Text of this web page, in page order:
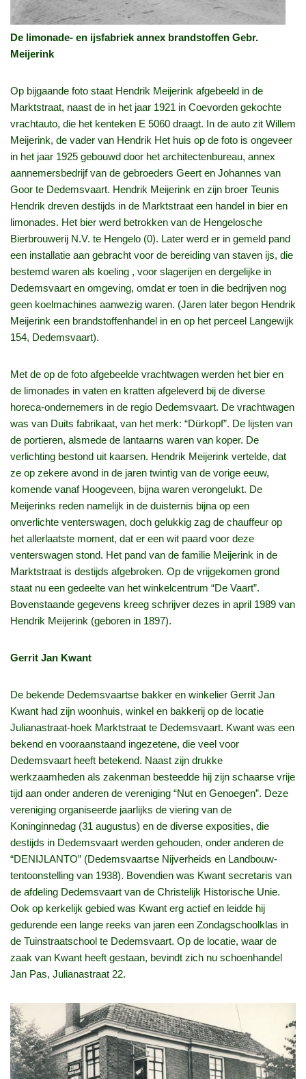
De limonade- en ijsfabriek annex brandstoffen Gebr.
Meijerink
Op bijgaande foto staat Hendrik Meijerink afgebeeld in de
Marktstraat, naast de in het jaar 1921 in Coevorden gekochte
vrachtauto, die het kenteken E 5060 draagt. In de auto zit Willem
Meijerink, de vader van Hendrik Het huis op de foto is ongeveer
in het jaar 1925 gebouwd door het architectenbureau, annex
aannemersbedrijf van de gebroeders Geert en Johannes van
Goor te Dedemsvaart. Hendrik Meijerink en zijn broer Teunis
Hendrik dreven destijds in de Marktstraat een handel in bier en
limonades. Het bier werd betrokken van de Hengelosche
Bierbrouwerij N.V. te Hengelo (0). Later werd er in gemeld pand
een installatie aan gebracht voor de bereiding van staven ijs, die
bestemd waren als koeling , voor slagerijen en dergelijke in
Dedemsvaart en omgeving, omdat er toen in die bedrijven nog
geen koelmachines aanwezig waren. (Jaren later begon Hendrik
Meijerink een brandstoffenhandel in en op het perceel Langewijk
154, Dedemsvaart).
Met de op de foto afgebeelde vrachtwagen werden het bier en
de limonades in vaten en kratten afgeleverd bij de diverse
horeca-ondernemers in de regio Dedemsvaart. De vrachtwagen
was van Duits fabrikaat, van het merk: “Dürkopf”. De lijsten van
de portieren, alsmede de lantaarns waren van koper. De
verlichting bestond uit kaarsen. Hendrik Meijerink vertelde, dat
ze op zekere avond in de jaren twintig van de vorige eeuw,
komende vanaf Hoogeveen, bijna waren verongelukt. De
Meijerinks reden namelijk in de duisternis bijna op een
onverlichte venterswagen, doch gelukkig zag de chauffeur op
het allerlaatste moment, dat er een wit paard voor deze
venterswagen stond. Het pand van de familie Meijerink in de
Marktstraat is destijds afgebroken. Op de vrijgekomen grond
staat nu een gedeelte van het winkelcentrum “De Vaart”.
Bovenstaande gegevens kreeg schrijver dezes in april 1989 van
Hendrik Meijerink (geboren in 1897).
Gerrit Jan Kwant
De bekende Dedemsvaartse bakker en winkelier Gerrit Jan
Kwant had zijn woonhuis, winkel en bakkerij op de locatie
Julianastraat-hoek Marktstraat te Dedemsvaart. Kwant was een
bekend en vooraanstaand ingezetene, die veel voor
Dedemsvaart heeft betekend. Naast zijn drukke
werkzaamheden als zakenman besteedde hij zijn schaarse vrije
tijd aan onder anderen de vereniging “Nut en Genoegen”. Deze
vereniging organiseerde jaarlijks de viering van de
Koninginnedag (31 augustus) en de diverse exposities, die
destijds in Dedemsvaart werden gehouden, onder anderen de
“DENIJLANTO” (Dedemsvaartse Nijverheids en Landbouw-
tentoonstelling van 1938). Bovendien was Kwant secretaris van
de afdeling Dedemsvaart van de Christelijk Historische Unie.
Ook op kerkelijk gebied was Kwant erg actief en leidde hij
gedurende een lange reeks van jaren een Zondagschoolklas in
de Tuinstraatschool te Dedemsvaart. Op de locatie, waar de
zaak van Kwant heeft gestaan, bevindt zich nu schoenhandel
Jan Pas, Julianastraat 22.